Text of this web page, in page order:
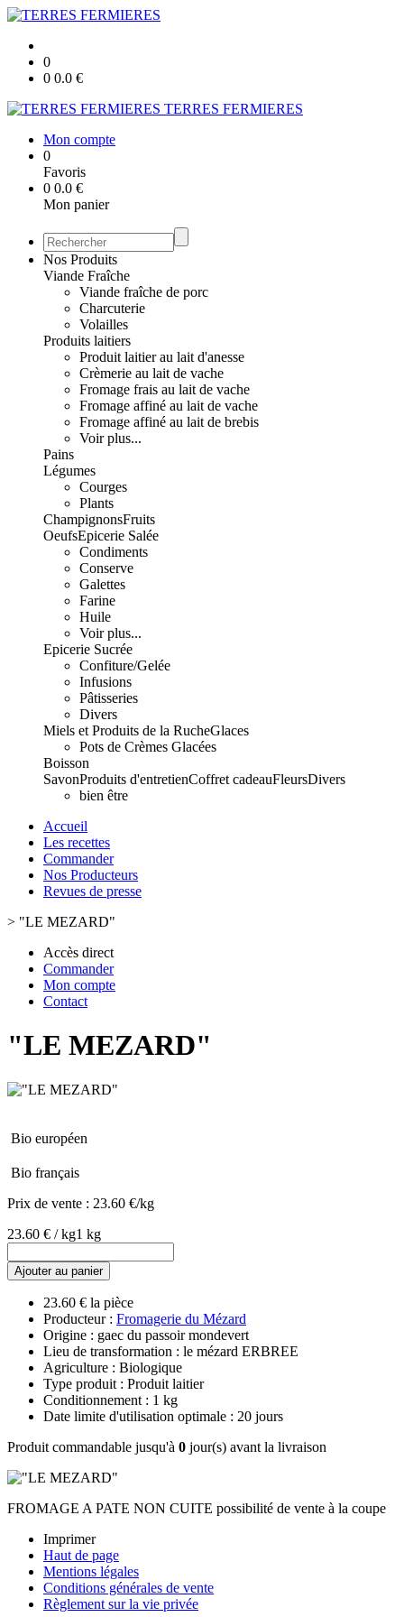
0
0 0.0 €
TERRES FERMIERES
Mon compte
0
Favoris
0 0.0 €
Mon panier
Nos Produits
Viande Fraîche
Viande fraîche de porc
Charcuterie
Volailles
Produits laitiers
Produit laitier au lait d'anesse
Crèmerie au lait de vache
Fromage frais au lait de vache
Fromage affiné au lait de vache
Fromage affiné au lait de brebis
Voir plus...
Pains
Légumes
Courges
Plants
ChampignonsFruits
OeufsEpicerie Salée
Condiments
Conserve
Galettes
Farine
Huile
Voir plus...
Epicerie Sucrée
Confiture/Gelée
Infusions
Pâtisseries
Divers
Miels et Produits de la RucheGlaces
Pots de Crèmes Glacées
Boisson
SavonProduits d'entretienCoffret cadeauFleursDivers
bien être
Accueil
Les recettes
Commander
Nos Producteurs
Revues de presse
> "LE MEZARD"
Accès direct
Commander
Mon compte
Contact
"LE MEZARD"
Bio européen
Bio français
Prix de vente : 23.60 €/kg
23.60 € / kg1 kg
Ajouter au panier
23.60 € la pièce
Producteur : Fromagerie du Mézard
Origine : gaec du passoir mondevert
Lieu de transformation : le mézard ERBREE
Agriculture : Biologique
Type produit : Produit laitier
Conditionnement : 1 kg
Date limite d'utilisation optimale : 20 jours
Produit commandable jusqu'à 0 jour(s) avant la livraison
FROMAGE A PATE NON CUITE possibilité de vente à la coupe
Imprimer
Haut de page
Mentions légales
Conditions générales de vente
Règlement sur la vie privée